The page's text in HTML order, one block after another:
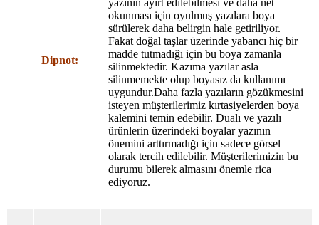
Dipnot:
okunması için oyulmuş yazılara boya
sürülerek daha belirgin hale getiriliyor.
Fakat doğal taşlar üzerinde yabancı hiç bir
madde tutmadığı için bu boya zamanla
silinmektedir. Kazıma yazılar asla
silinmemekte olup boyasız da kullanımı
uygundur.Daha fazla yazıların gözükmesini
isteyen müşterilerimiz kırtasiyelerden boya
kalemini temin edebilir. Dualı ve yazılı
ürünlerin üzerindeki boyalar yazının
önemini arttırmadığı için sadece görsel
olarak tercih edilebilir. Müşterilerimizin bu
durumu bilerek almasını önemle rica
ediyoruz.